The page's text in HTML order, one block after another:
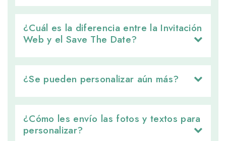
¿Cuál es la diferencia entre la Invitación
Web y el Save The Date?
¿Se pueden personalizar aún más?
¿Cómo les envío las fotos y textos para
personalizar?